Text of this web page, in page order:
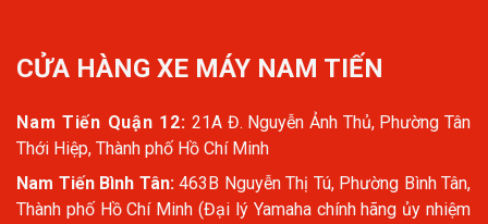
CỬA HÀNG XE MÁY NAM TIẾN
Nam Tiến Quận 12: 21A Đ. Nguyễn Ảnh Thủ, Phường Tân
Thới Hiệp, Thành phố Hồ Chí Minh
Nam Tiến Bình Tân:463B Nguyễn Thị Tú, Phường Bình Tân,
Thành phố Hồ Chí Minh (Đại lý Yamaha chính hãng ủy nhiệm